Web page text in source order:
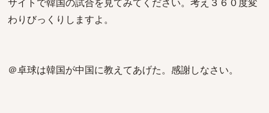
わりびっくりしますよ。
＠卓球は韓国が中国に教えてあげた。感謝しなさい。